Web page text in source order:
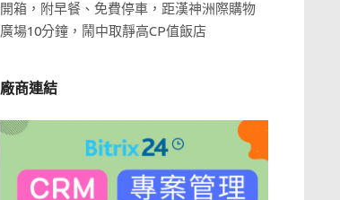
開箱，附早餐、免費停車，距漢神洲際購物
廣場10分鐘，鬧中取靜高CP值飯店
廠商連結